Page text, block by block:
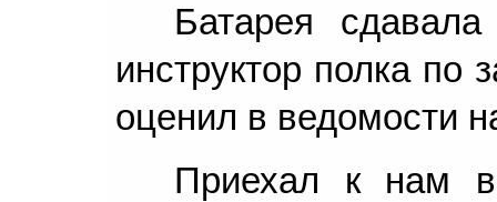
Батарея
инструктор полка по
оценил в ведомости
Приехал к нам